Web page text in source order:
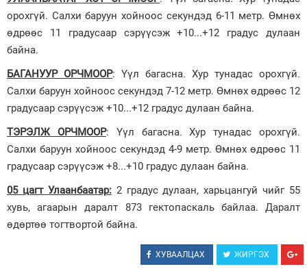
орохгүй. Салхи баруун хойноос секундэд 6-11 метр. Өмнөх
өдрөөс 11 градусаар сэрүүсэж +10...+12 градус дулаан
байна.
БАГАНУУР ОРЧМООР: Үүл багасна. Хур тунадас орохгүй.
Салхи баруун хойноос секундэд 7-12 метр. Өмнөх өдрөөс 12
градусаар сэрүүсэж +10...+12 градус дулаан байна.
ТЭРЭЛЖ ОРЧМООР: Үүл багасна. Хур тунадас орохгүй.
Салхи баруун хойноос секундэд 4-9 метр. Өмнөх өдрөөс 11
градусаар сэрүүсэж +8...+10 градус дулаан байна.
05 цагт Улаанбаатар: 2 градус дулаан, харьцангуй чийг 55
хувь, агаарын даралт 873 гектопаскаль байлаа. Даралт
өдөртөө тогтвортой байна.
ХУВААЛЦАХ ЖИРГЭХ